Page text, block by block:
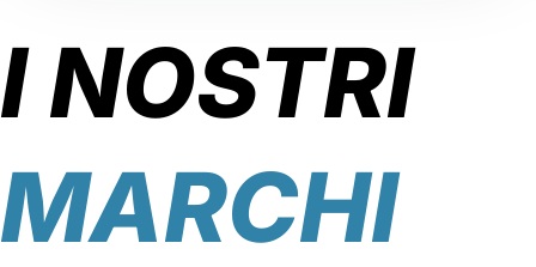
I NOSTRI
MARCHI